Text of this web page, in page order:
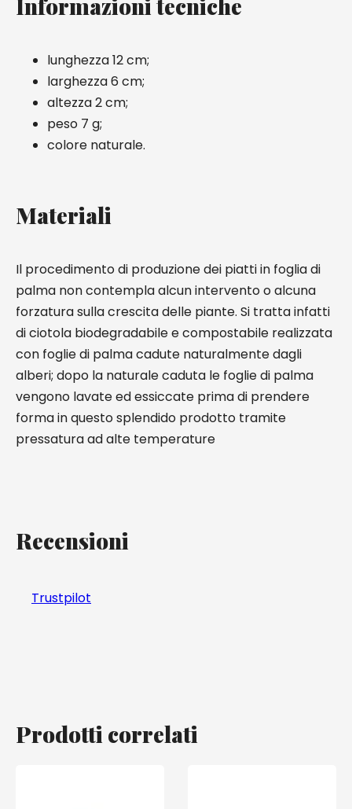
Informazioni tecniche
lunghezza 12 cm;
larghezza 6 cm;
altezza 2 cm;
peso 7 g;
colore naturale.
Materiali
Il procedimento di produzione dei piatti in foglia di
palma non contempla alcun intervento o alcuna
forzatura sulla crescita delle piante. Si tratta infatti
di ciotola biodegradabile e compostabile realizzata
con foglie di palma cadute naturalmente dagli
alberi; dopo la naturale caduta le foglie di palma
vengono lavate ed essiccate prima di prendere
forma in questo splendido prodotto tramite
pressatura ad alte temperature
Recensioni
Trustpilot
Prodotti correlati